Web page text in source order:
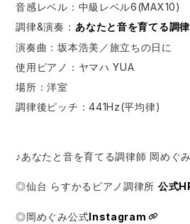
音感レベル：中級レベル6(MAX10)
調律&演奏：​⁠​ あなたと音を育てる調
演奏曲：坂本浩美／旅立ちの日に
使用ピアノ：ヤマハ YUA
場所：洋室
調律後ピッチ：441Hz(平均律)
♪あなたと音を育てる調律師 岡めぐみ
◎仙台 らすかるピアノ調律所 公式
◎岡めぐみ公式Instagram